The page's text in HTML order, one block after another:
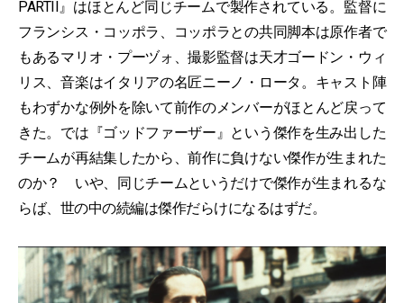
PARTII』はほとんど同じチームで製作されている。監督に
フランシス・コッポラ、コッポラとの共同脚本は原作者で
もあるマリオ・プーヅォ、撮影監督は天才ゴードン・ウィ
リス、音楽はイタリアの名匠ニーノ・ロータ。キャスト陣
もわずかな例外を除いて前作のメンバーがほとんど戻って
きた。では『ゴッドファーザー』という傑作を生み出した
チームが再結集したから、前作に負けない傑作が生まれた
のか？ いや、同じチームというだけで傑作が生まれるな
らば、世の中の続編は傑作だらけになるはずだ。